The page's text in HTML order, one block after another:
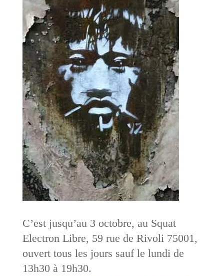
C’est jusqu’au 3 octobre, au Squat
Electron Libre, 59 rue de Rivoli 75001,
ouvert tous les jours sauf le lundi de
13h30 à 19h30.